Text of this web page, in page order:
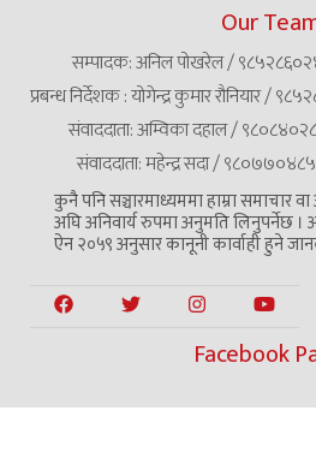
Our
सम्पादक: अनिल पोखरेल /
प्रबन्ध निर्देशक : योगेन्द्र कुमार रौनियार /
संवाददाता: अम्विका दहाल /
संवाददाता: महेन्द्र सदा /
कुनै पनि सञ्चारमाध्यममा हाम्रा समाचार
अघि अनिवार्य रुपमा अनुमति लिनुपर्नेछ ।
ऐन २०५९ अनुसार कानूनी कार्वाही हुने
Facebook